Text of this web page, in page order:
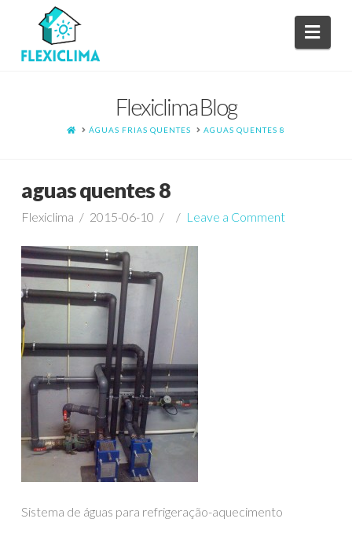
Flexiclima Blog
HOMEÁGUAS FRIAS QUENTES AGUAS QUENTES 8
aguas quentes 8
Flexiclima 2015-06-10 Leave a Comment
Sistema de águas para refrigeração-aquecimento